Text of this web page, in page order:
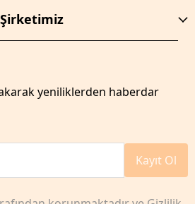
Şirketimiz
yeniliklerden haberdar
Kayıt Ol